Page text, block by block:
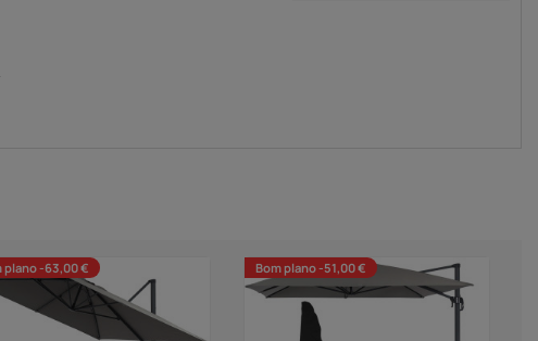
plano -63,00 € Bom plano -51,00 €